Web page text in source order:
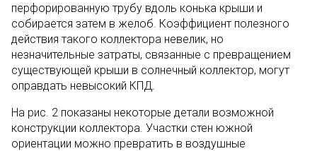
перфорированную трубу вдоль конька крыши и
собирается затем в желоб. Коэффициент полезного
действия такого коллектора невелик, но
незначительные затраты, связанные с превращением
существующей крыши в солнечный коллектор, могут
оправдать невысокий КПД.
На рис. 2 показаны некоторые детали возможной
конструкции коллектора. Участки стен южной
ориентации можно превратить в воздушные